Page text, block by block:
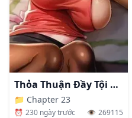
Thỏa Thuận Đầy Tội Lỗi Vì Bóng Hồng Sát Vách
📁 Chapter 23
⏰ 230 ngày trước 👁️ 269115